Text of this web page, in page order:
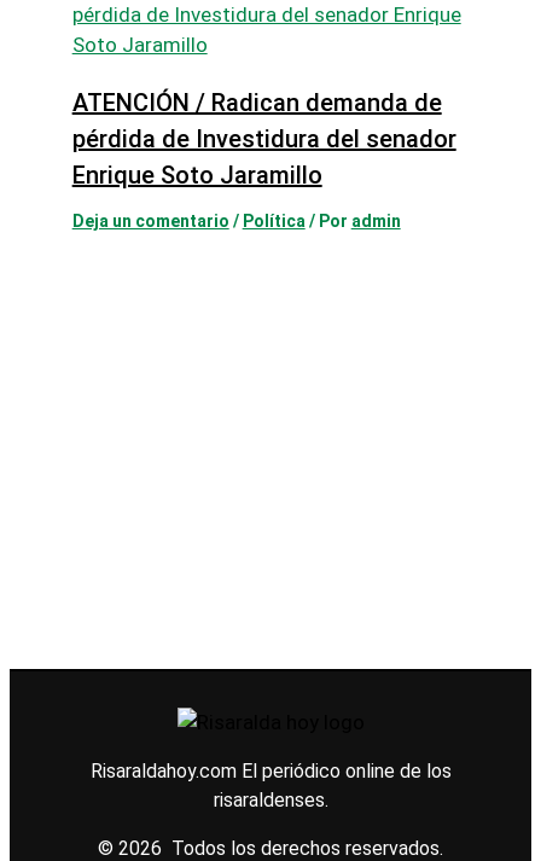
ATENCIÓN / Radican demanda de
pérdida de Investidura del senador
Enrique Soto Jaramillo
Deja un comentario / Política / Por admin
Risaraldahoy.com El periódico online de los
risaraldenses.
© 2026 Todos los derechos reservados.